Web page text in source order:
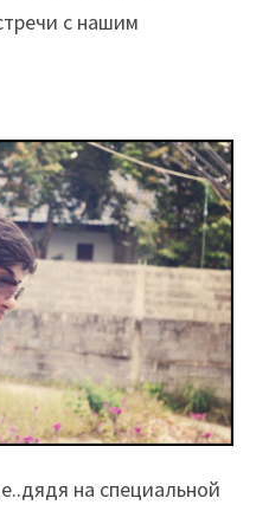
с нашим
на специальной